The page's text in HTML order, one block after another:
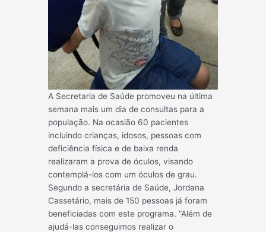
A Secretaria de Saúde promoveu na última
semana mais um dia de consultas para a
população. Na ocasião 60 pacientes
incluindo crianças, idosos, pessoas com
deficiência física e de baixa renda
realizaram a prova de óculos, visando
contemplá-los com um óculos de grau.
Segundo a secretária de Saúde, Jordana
Cassetário, mais de 150 pessoas já foram
beneficiadas com este programa. “Além de
ajudá-las conseguimos realizar o